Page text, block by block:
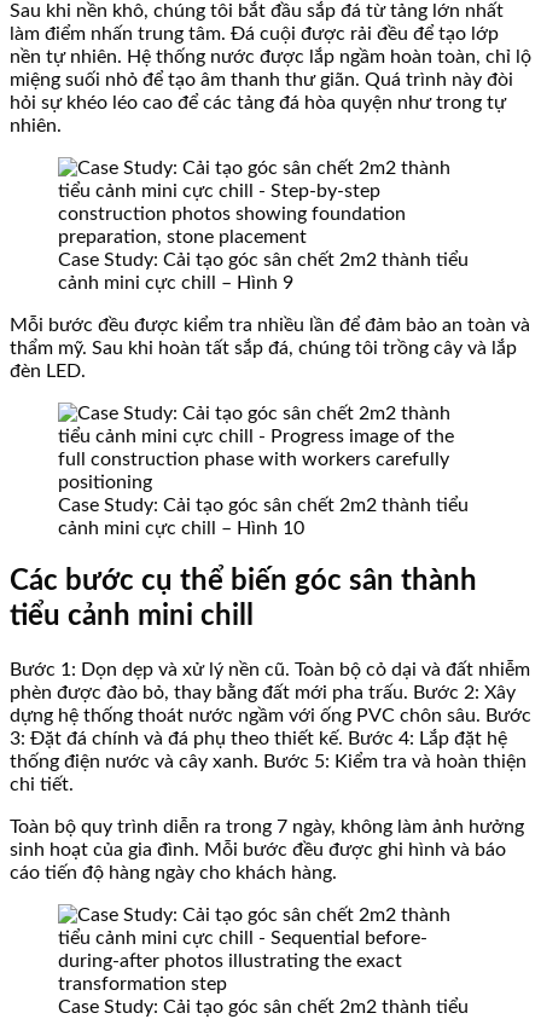
Sau khi nền khô, chúng tôi bắt đầu sắp đá từ tảng lớn nhất
làm điểm nhấn trung tâm. Đá cuội được rải đều để tạo lớp
nền tự nhiên. Hệ thống nước được lắp ngầm hoàn toàn, chỉ lộ
miệng suối nhỏ để tạo âm thanh thư giãn. Quá trình này đòi
hỏi sự khéo léo cao để các tảng đá hòa quyện như trong tự
nhiên.
Case Study: Cải tạo góc sân chết 2m2 thành tiểu
cảnh mini cực chill – Hình 9
Mỗi bước đều được kiểm tra nhiều lần để đảm bảo an toàn và
thẩm mỹ. Sau khi hoàn tất sắp đá, chúng tôi trồng cây và lắp
đèn LED.
Case Study: Cải tạo góc sân chết 2m2 thành tiểu
cảnh mini cực chill – Hình 10
Các bước cụ thể biến góc sân thành
tiểu cảnh mini chill
Bước 1: Dọn dẹp và xử lý nền cũ. Toàn bộ cỏ dại và đất nhiễm
phèn được đào bỏ, thay bằng đất mới pha trấu. Bước 2: Xây
dựng hệ thống thoát nước ngầm với ống PVC chôn sâu. Bước
3: Đặt đá chính và đá phụ theo thiết kế. Bước 4: Lắp đặt hệ
thống điện nước và cây xanh. Bước 5: Kiểm tra và hoàn thiện
chi tiết.
Toàn bộ quy trình diễn ra trong 7 ngày, không làm ảnh hưởng
sinh hoạt của gia đình. Mỗi bước đều được ghi hình và báo
cáo tiến độ hàng ngày cho khách hàng.
Case Study: Cải tạo góc sân chết 2m2 thành tiểu